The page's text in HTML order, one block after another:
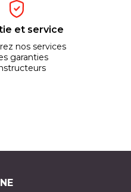
et service
nos services
garanties